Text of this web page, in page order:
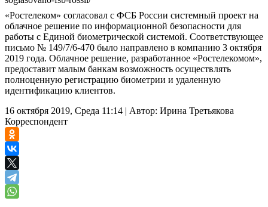
«Ростелеком» согласовал с ФСБ России системный проект на
облачное решение по информационной безопасности для
работы с Единой биометрической системой. Соответствующее
письмо № 149/7/6-470 было направлено в компанию 3 октября
2019 года. Облачное решение, разработанное «Ростелекомом»,
предоставит малым банкам возможность осуществлять
полноценную регистрацию биометрии и удаленную
идентификацию клиентов.
16 октября 2019, Среда 11:14 | Автор: Ирина Третьякова
Корреспондент